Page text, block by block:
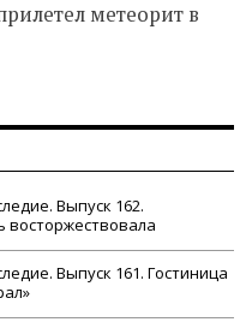
метеорит в
Выпуск 162.
восторжествовала
Выпуск 161. Гостиница